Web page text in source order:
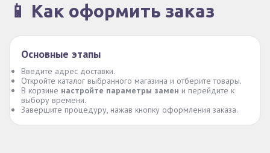
📱 Как оформить заказ
Основные этапы
Введите адрес доставки.
Откройте каталог выбранного магазина и отберите товары.
В корзине настройте параметры замен и перейдите к
выбору времени.
Завершите процедуру, нажав кнопку оформления заказа.